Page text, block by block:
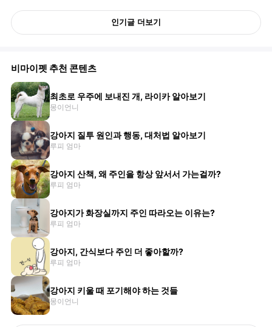
인기글 더보기
비마이펫 추천 콘텐츠
최초로 우주에 보내진 개, 라이카 알아보기
몽이언니
강아지 질투 원인과 행동, 대처법 알아보기
루피 엄마
강아지 산책, 왜 주인을 항상 앞서서 가는걸까?
루피 엄마
강아지가 화장실까지 주인 따라오는 이유는?
루피 엄마
강아지, 간식보다 주인 더 좋아할까?
루피 엄마
강아지 키울 때 포기해야 하는 것들
몽이언니